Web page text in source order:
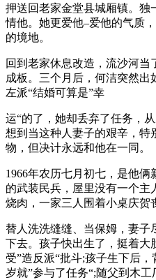
押送回老家金堂县城厢镇。独
情他。她更爱他–爱他的气质
的境地。
回到老家休息改造，流沙河
成板。三个月后，何洁突然出
左派“结婚可算是”幸
运“的了，她却丢弃了任务，
想到当这种人妻子的艰辛，特
物，但决计永远和他在一同。
1966年农历七月初七，是他
的武装民兵，屋里没有一个主
烧肉，一家三人围着小桌庆贺
替人洗洗缝缝、当保姆，妻
下去。孩子快出生了，挺着大
受”造反派“批斗;孩子生下后
岁就”参与了任务“;随父到木